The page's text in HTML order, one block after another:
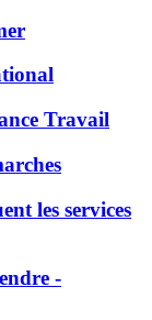
Travail
les services
-